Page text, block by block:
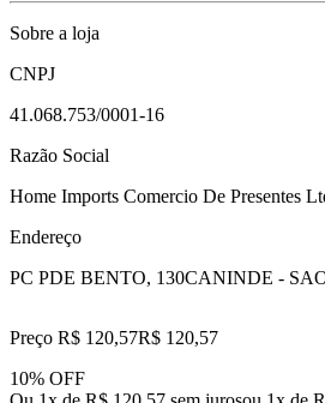
Sobre a loja
CNPJ
41.068.753/0001-16
Razão Social
Home Imports Comercio De Presentes
Endereço
PC PDE BENTO, 130CANINDE -
Preço R$ 120,57R$ 120,57
10% OFF